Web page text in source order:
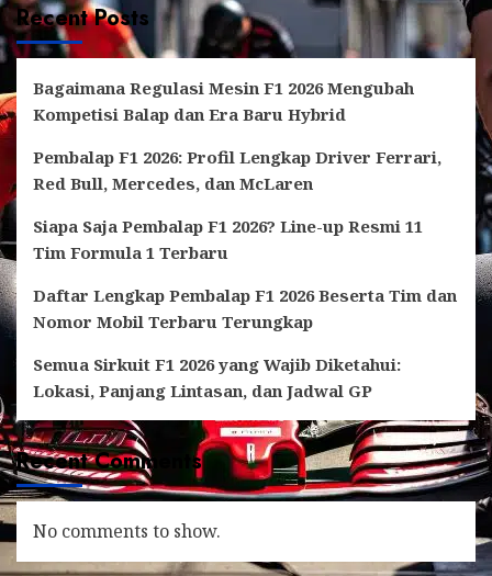
Recent Posts
Bagaimana Regulasi Mesin F1 2026 Mengubah
Kompetisi Balap dan Era Baru Hybrid
Pembalap F1 2026: Profil Lengkap Driver Ferrari,
Red Bull, Mercedes, dan McLaren
Siapa Saja Pembalap F1 2026? Line-up Resmi 11
Tim Formula 1 Terbaru
Daftar Lengkap Pembalap F1 2026 Beserta Tim dan
Nomor Mobil Terbaru Terungkap
Semua Sirkuit F1 2026 yang Wajib Diketahui:
Lokasi, Panjang Lintasan, dan Jadwal GP
Recent Comments
No comments to show.